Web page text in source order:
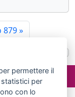
879»
-Privacy- P.I.
permettere il
per
con lo